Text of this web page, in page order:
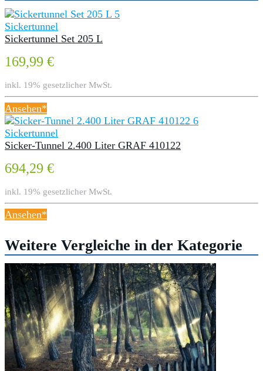
Sickertunnel
Sickertunnel Set 205 L
169,99 €
inkl. 19% gesetzlicher MwSt.
Ansehen*
Sickertunnel
Sicker-Tunnel 2.400 Liter GRAF 410122
694,29 €
inkl. 19% gesetzlicher MwSt.
Ansehen*
Weitere Vergleiche in der Kategorie